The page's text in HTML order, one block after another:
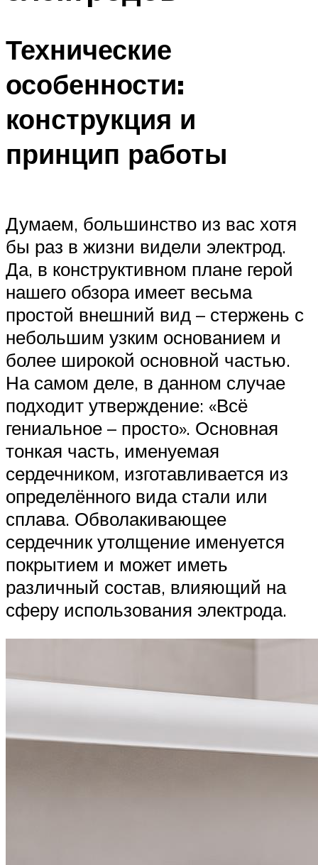
Технические
особенности:
конструкция и
принцип работы
Думаем, большинство из вас хотя
бы раз в жизни видели электрод.
Да, в конструктивном плане герой
нашего обзора имеет весьма
простой внешний вид – стержень с
небольшим узким основанием и
более широкой основной частью.
На самом деле, в данном случае
подходит утверждение: «Всё
гениальное – просто». Основная
тонкая часть, именуемая
сердечником, изготавливается из
определённого вида стали или
сплава. Обволакивающее
сердечник утолщение именуется
покрытием и может иметь
различный состав, влияющий на
сферу использования электрода.